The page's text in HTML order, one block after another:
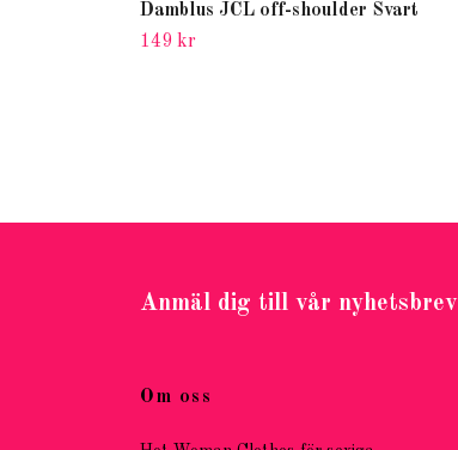
Damblus JCL off-shoulder Svart
149 kr
Anmäl dig till vår nyhetsbrev
Om oss